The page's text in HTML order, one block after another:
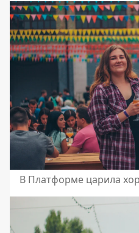
В Платформе царила